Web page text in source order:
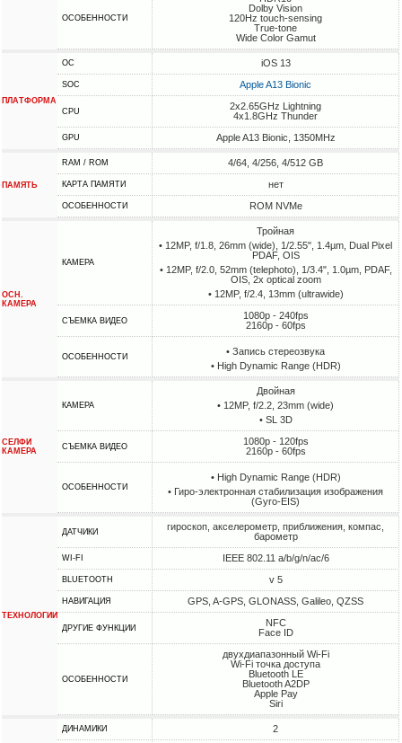
ОСОБЕННОСТИ
Dolby Vision
120Hz touch-sensing
True-tone
Wide Color Gamut
ПЛАТФОРМА
ОС iOS 13
SOC Apple A13 Bionic
CPU
2x2.65GHz Lightning
4x1.8GHz Thunder
GPU Apple A13 Bionic, 1350MHz
ПАМЯТЬ
RAM / ROM 4/64, 4/256, 4/512 GB
КАРТА ПАМЯТИ нет
ОСОБЕННОСТИ ROM NVMe
ОСН.
КАМЕРА
КАМЕРА
Тройная
• 12MP, f/1.8, 26mm (wide), 1/2.55", 1.4µm, Dual Pixel
PDAF, OIS
• 12MP, f/2.0, 52mm (telephoto), 1/3.4", 1.0µm, PDAF,
OIS, 2x optical zoom
• 12MP, f/2.4, 13mm (ultrawide)
СЪЕМКА ВИДЕО
1080p - 240fps
2160p - 60fps
ОСОБЕННОСТИ
• Запись стереозвука
• High Dynamic Range (HDR)
СЕЛФИ
КАМЕРА
КАМЕРА
Двойная
• 12MP, f/2.2, 23mm (wide)
• SL 3D
СЪЕМКА ВИДЕО
1080p - 120fps
2160p - 60fps
ОСОБЕННОСТИ
• High Dynamic Range (HDR)
• Гиро-электронная стабилизация изображения
(Gyro-EIS)
ТЕХНОЛОГИИ
ДАТЧИКИ
гироскоп, акселерометр, приближения, компас,
барометр
WI-FI IEEE 802.11 a/b/g/n/ac/6
BLUETOOTH v 5
НАВИГАЦИЯ GPS, A-GPS, GLONASS, Galileo, QZSS
ДРУГИЕ ФУНКЦИИ
NFC
Face ID
ОСОБЕННОСТИ
двухдиапазонный Wi-Fi
Wi-Fi точка доступа
Bluetooth LE
Bluetooth A2DP
Apple Pay
Siri
ДИНАМИКИ 2